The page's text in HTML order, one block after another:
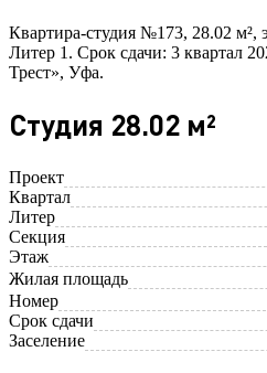
Квартира-студия №173, 28.02 м²,
Литер 1. Срок сдачи: 3 квартал
Трест», Уфа.
Студия 28.02 м²
Проект
Квартал
Литер
Секция
Этаж
Жилая площадь
Номер
Срок сдачи
Заселение